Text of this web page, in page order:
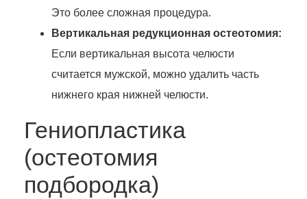
Это более сложная процедура.
Вертикальная редукционная остеотомия:
Если вертикальная высота челюсти
считается мужской, можно удалить часть
нижнего края нижней челюсти.
Гениопластика
(остеотомия
подбородка)